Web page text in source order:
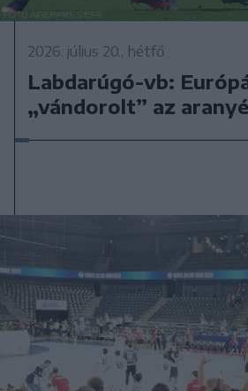
2026. július 20., hétfő
Labdarúgó-vb:
„vándorolt” az